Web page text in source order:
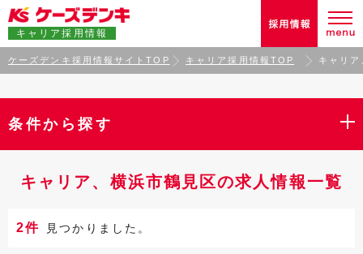
キャリア採用情報
ケーズデンキ採用情報サイトTOP キャリア採用情報TOP キャリ
条件から探す
キャリア、横浜市鶴見区の求人情報一覧
2件 見つかりました。